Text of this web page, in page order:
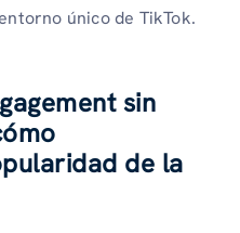
único de TikTok.
sin
de la